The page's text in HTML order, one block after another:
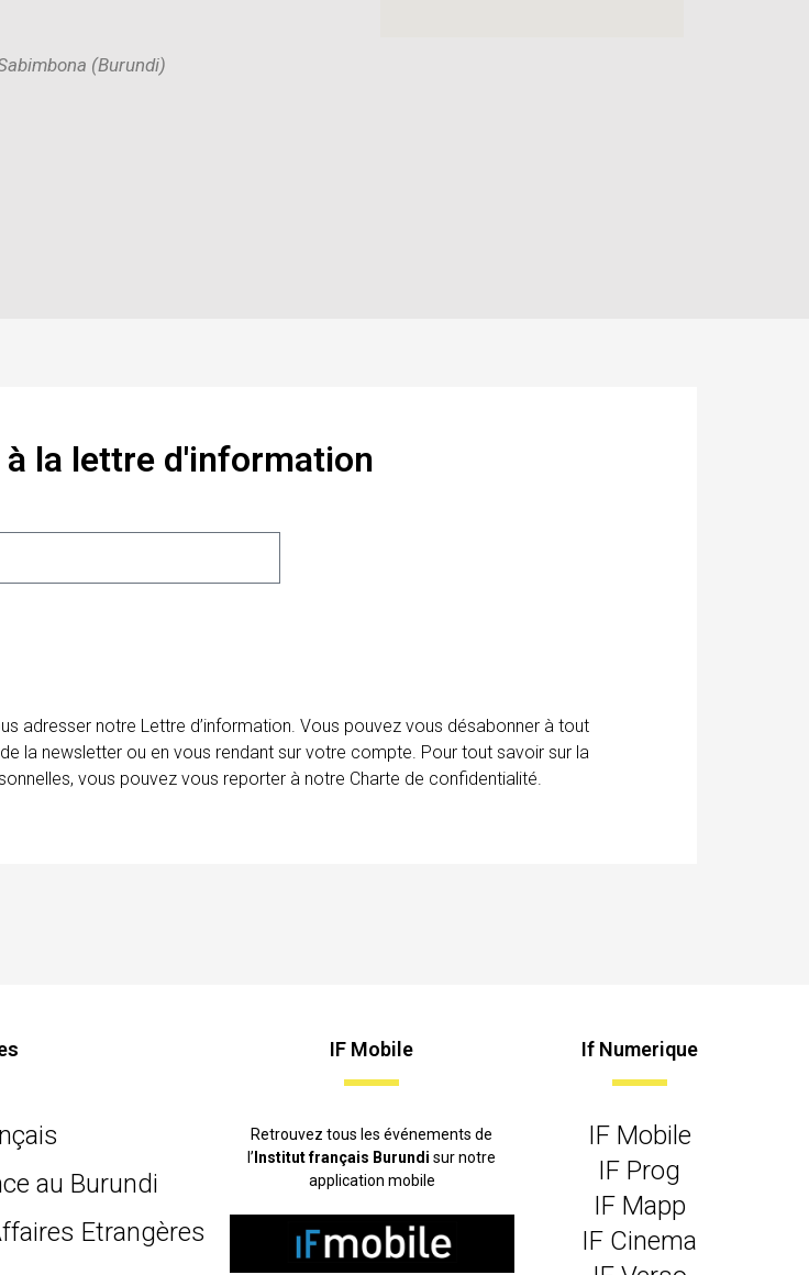
(Burundi)
la lettre d'information
adresser notre Lettre d’information. Vous pouvez vous désabonner à tout
la newsletter ou en vous rendant sur votre compte. Pour tout savoir sur la
vous pouvez vous reporter à notre Charte de confidentialité.
au Burundi
Etrangères
IF Mobile
Retrouvez tous les événements de
l’ Institut français Burundisur notre
application mobile
If Numerique
IF Mobile
IF Prog
IF Mapp
IF Cinema